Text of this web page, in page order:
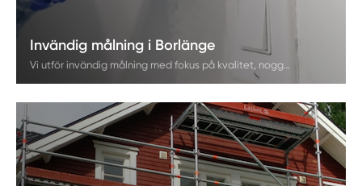
Invändig målning i Borlänge
Vi utför invändig målning med fokus på kvalitet, noggrannhet och personlig service. Våra målare hjälper dig med väggar, tak, lister och våtutrymmen och arbetar alltid med godkända material för lång hållbarhet. Målet är att ge ditt hem ett snyggt och hållbart resultat.